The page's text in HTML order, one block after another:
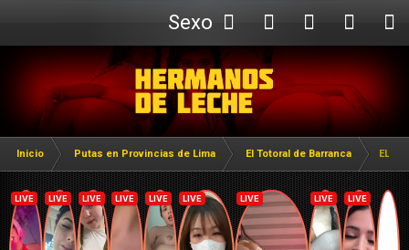
Sexo
Webcam
Inicio Putas en Provincias de Lima El Totoral de Barranca EL